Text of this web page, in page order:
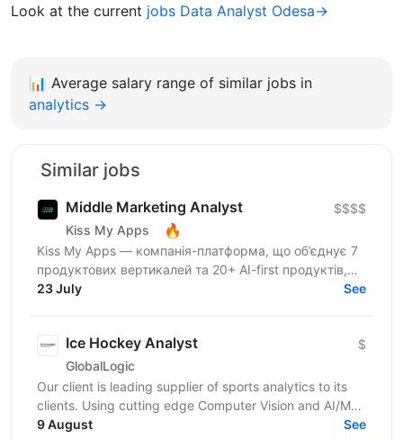
Look at the current jobs Data Analyst Odesa→
📊 Average salary range of similar jobs in
analytics →
Similar jobs
Middle Marketing Analyst
Kiss My Apps 🔥
$$$$
Kiss My Apps — компанія-платформа, що об’єднує 7
продуктових вертикалей та 20+ AI-first продуктів,
120+ мільйонів користувачів, власну екосистему...
23 July See
Ice Hockey Analyst
GlobalLogic
$
Our client is leading supplier of sports analytics to its
clients. Using cutting edge Computer Vision and AI/ML
technologies, the company provides...
9 August See